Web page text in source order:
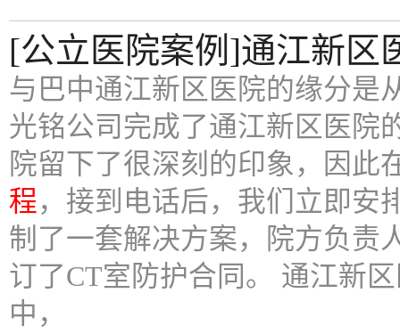
[公立医院案例]通江新区
与巴中通江新区医院的缘分是
光铭公司完成了通江新区医院
院留下了很深刻的印象，因此
程 ，接到电话后，我们立即安
制了一套解决方案，院方负责
订了CT室防护合同。 通江新
中，